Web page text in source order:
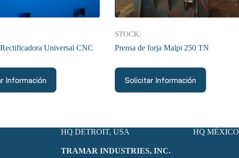
Universal CNC
Información
STOCK:
Prensa de forja Malpi 250 TN
Solicitar Información
HQ DETROIT, USA
TRAMAR INDUSTRIES, INC.
HQ MÉXICO